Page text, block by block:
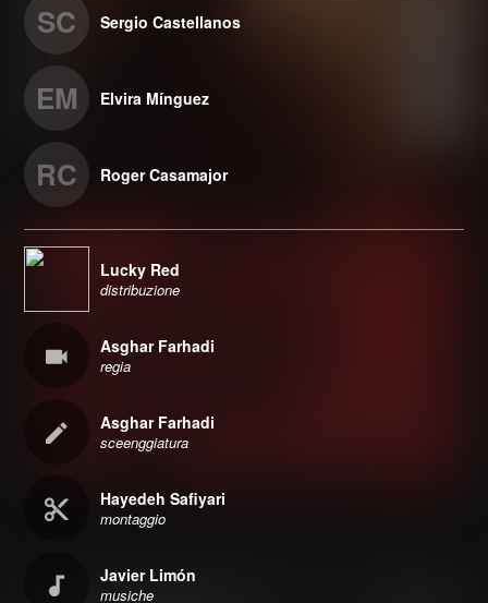
SC Sergio Castellanos
EM Elvira Mínguez
RC Roger Casamajor
Lucky Red
distribuzione
Asghar Farhadi
regia
Asghar Farhadi
sceenggiatura
Hayedeh Safiyari
montaggio
Javier Limón
musiche